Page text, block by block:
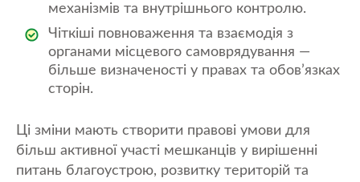
механізмів та внутрішнього контролю.
Чіткіші повноваження та взаємодія з
органами місцевого самоврядування —
більше визначеності у правах та обов’язках
сторін.
Ці зміни мають створити правові умови для
більш активної участі мешканців у вирішенні
питань благоустрою, розвитку територій та